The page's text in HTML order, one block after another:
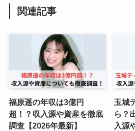
関連記事
福原遥の年収は3億円
超！？収入源や資産を徹底
調査【2026年最新】
玉城
ら？
入源